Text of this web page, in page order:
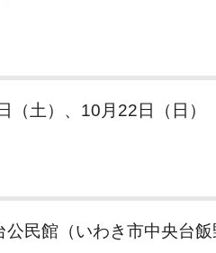
）、10月22日（日）
（いわき市中央台飯